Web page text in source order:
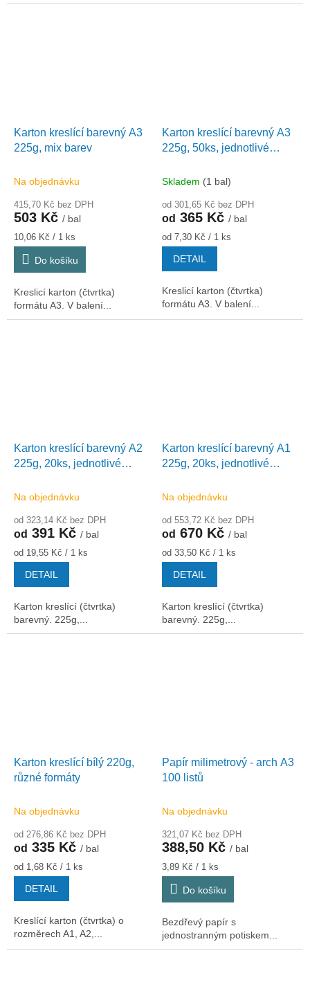
Karton kreslící barevný A3
225g, mix barev
Na objednávku
415,70 Kč bez DPH
503 Kč / bal
Měrná
cena:
10,06 Kč / 1 ks
Do košíku
Kreslicí karton (čtvrtka)
formátu A3. V balení...
Karton kreslící barevný A3
225g, 50ks, jednotlivé
Skladem (1 bal)
od 301,65 Kč bez DPH
od 365 Kč / bal
Měrná
cena:
od 7,30 Kč / 1 ks
DETAIL
Kreslicí karton (čtvrtka)
formátu A3. V balení...
Karton kreslící barevný A2
225g, 20ks, jednotlivé
Na objednávku
od 323,14 Kč bez DPH
od 391 Kč / bal
Měrná
cena:
od 19,55 Kč / 1 ks
DETAIL
Karton kreslící (čtvrtka)
barevný. 225g,...
Karton kreslící barevný A1
225g, 20ks, jednotlivé
Na objednávku
od 553,72 Kč bez DPH
od 670 Kč / bal
Měrná
cena:
od 33,50 Kč / 1 ks
DETAIL
Karton kreslící (čtvrtka)
barevný. 225g,...
Karton kreslící bílý 220g,
různé formáty
Na objednávku
od 276,86 Kč bez DPH
od 335 Kč / bal
Měrná
cena:
od 1,68 Kč / 1 ks
DETAIL
Kreslící karton (čtvrtka) o
rozměrech A1, A2,...
Papír milimetrový - arch A3
100 listů
Na objednávku
321,07 Kč bez DPH
388,50 Kč / bal
Měrná
cena:
3,89 Kč / 1 ks
Do košíku
Bezdřevý papír s
jednostranným potiskem...